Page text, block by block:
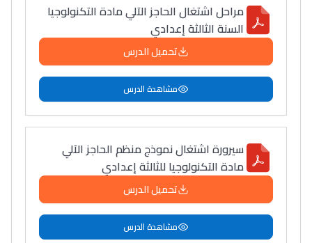
مراحل اشتغال الحاجز الآلي مادة التكنولوجيا
السنة الثالثة إعدادي
تحميل الدرس
مشاهدة الدرس
سيرورة اشتغال نموذج منظم الحاجز الآلي
مادة التكنولوجيا للثالثة إعدادي
تحميل الدرس
مشاهدة الدرس